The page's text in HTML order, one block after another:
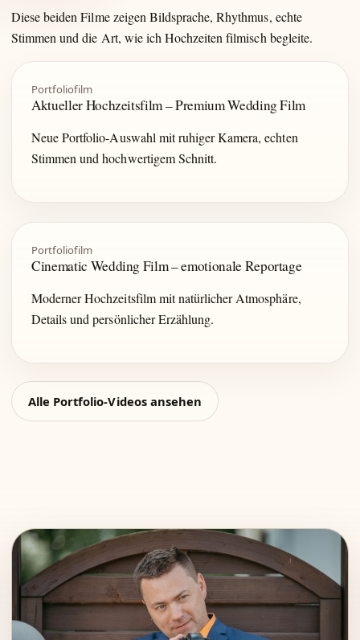
Diese beiden Filme zeigen Bildsprache, Rhythmus, echte
Stimmen und die Art, wie ich Hochzeiten filmisch begleite.
Portfoliofilm
Aktueller Hochzeitsfilm – Premium Wedding Film
Neue Portfolio-Auswahl mit ruhiger Kamera, echten
Stimmen und hochwertigem Schnitt.
Portfoliofilm
Cinematic Wedding Film – emotionale Reportage
Moderner Hochzeitsfilm mit natürlicher Atmosphäre,
Details und persönlicher Erzählung.
Alle Portfolio-Videos ansehen